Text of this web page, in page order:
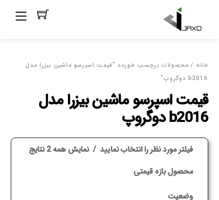
content
خانه / محصولات برچسب خورده “قیمت اسپرسو ماشین بیزرا مدل
b2016 دوگروپ”
قیمت اسپرسو ماشین بیزرا مدل
b2016 دوگروپ
فیلتر مورد نظر را انتخاب نمایید نمایش همه 2 نتایج
محصول بازه قیمتی
وضعیت